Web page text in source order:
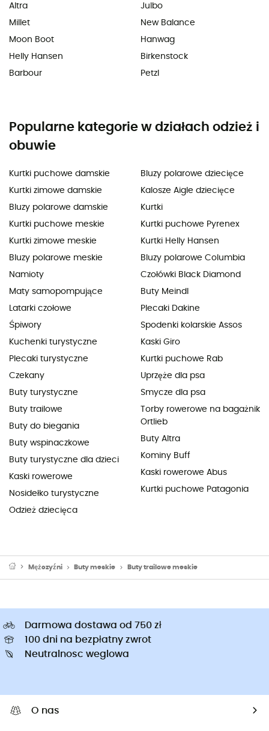
Altra
Millet
Moon Boot
Helly Hansen
Barbour
Julbo
New Balance
Hanwag
Birkenstock
Petzl
Popularne kategorie w działach odzież i
obuwie
Kurtki puchowe damskie
Kurtki zimowe damskie
Bluzy polarowe damskie
Kurtki puchowe meskie
Kurtki zimowe meskie
Bluzy polarowe meskie
Namioty
Maty samopompujące
Latarki czołowe
Śpiwory
Kuchenki turystyczne
Plecaki turystyczne
Czekany
Buty turystyczne
Buty trailowe
Buty do biegania
Buty wspinaczkowe
Buty turystyczne dla dzieci
Kaski rowerowe
Nosidełko turystyczne
Odzież dziecięca
Bluzy polarowe dziecięce
Kalosze Aigle dziecięce
Kurtki
Kurtki puchowe Pyrenex
Kurtki Helly Hansen
Bluzy polarowe Columbia
Czołówki Black Diamond
Buty Meindl
Plecaki Dakine
Spodenki kolarskie Assos
Kaski Giro
Kurtki puchowe Rab
Uprzęże dla psa
Smycze dla psa
Torby rowerowe na bagażnik
Ortlieb
Buty Altra
Kominy Buff
Kaski rowerowe Abus
Kurtki puchowe Patagonia
Mężczyźni Buty meskie Buty trailowe meskie
Darmowa dostawa od 750 zł
100 dni na bezpłatny zwrot
Neutralnosc weglowa
O nas